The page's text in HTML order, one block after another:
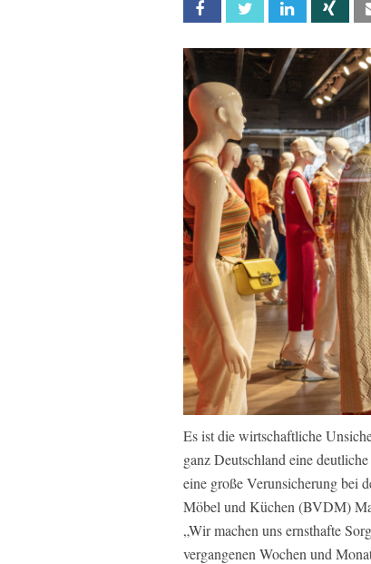
Facebook Twitter Linkedin Xing
Es ist die wirtschaftliche
ganz Deutschland eine
eine große Verunsicherung bei
Möbel und Küchen (BVDM)
„Wir machen uns ernsthafte
vergangenen Wochen und